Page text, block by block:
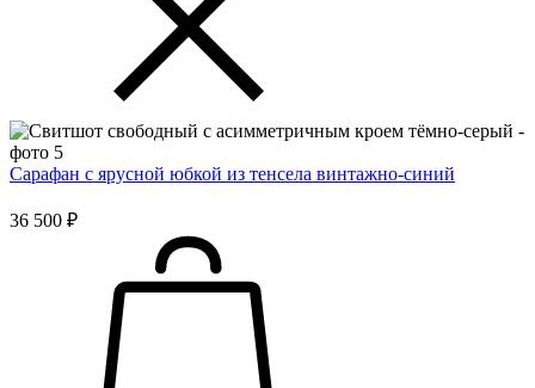
Сарафан с ярусной юбкой из тенсела винтажно-синий
36 500 ₽